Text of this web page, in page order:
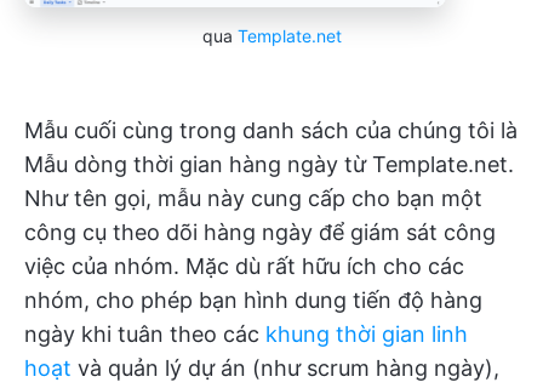
qua Template.net
Mẫu cuối cùng trong danh sách của chúng tôi là
Mẫu dòng thời gian hàng ngày từ Template.net.
Như tên gọi, mẫu này cung cấp cho bạn một
công cụ theo dõi hàng ngày để giám sát công
việc của nhóm. Mặc dù rất hữu ích cho các
nhóm, cho phép bạn hình dung tiến độ hàng
ngày khi tuân theo các khung thời gian linh
hoạt và quản lý dự án (như scrum hàng ngày),